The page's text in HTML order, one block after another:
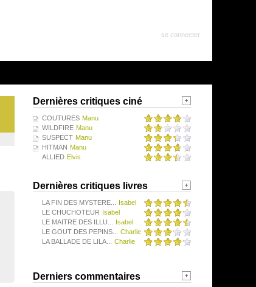
se connecter
Dernières critiques ciné
COUTURES Manu
WILDFIRE Manu
SUSPECT Manu
HITMAN Manu
ALLIED Elvis
Dernières critiques livres
LA FIN DES MYSTERE...
Isabel
LE CHUCHOTEUR Isabel
LE MAITRE DES ILLU...
Isabel
LE GOUT DES PEPINS...
Charlie
LA BALLADE DE LILA...
Charlie
Derniers commentaires